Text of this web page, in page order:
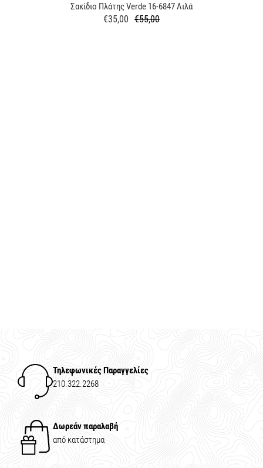
Σακίδιο Πλάτης Verde 16-6847 Λιλά
Κανονική
€55,00
Τιμή
€35,00
Τηλεφωνικές Παραγγελίες
210.322.2268
Δωρεάν παραλαβή
από κατάστημα